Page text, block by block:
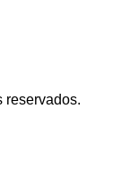
reservados.